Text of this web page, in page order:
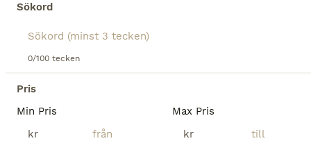
Sökord
0/100 tecken
Pris
Min Pris
kr
Max Pris
kr
Annonstyp Skick
Karlholmsbruk